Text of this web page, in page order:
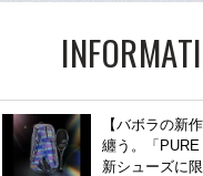
【バボラの新
纏う。「
新シューズに